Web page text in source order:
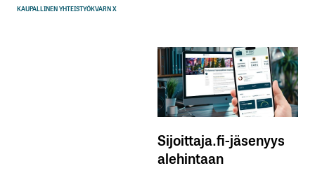
KAUPALLINEN YHTEISTYÖKVARN X
Sijoittaja.fi-jäsenyys
alehintaan